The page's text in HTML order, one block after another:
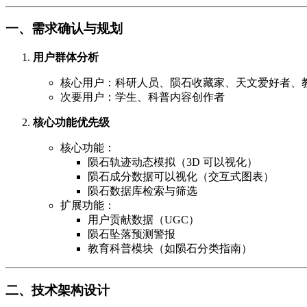
一、需求确认与规划
用户群体分析
核心用户：科研人员、陨石收藏家、天文爱好者、
次要用户：学生、科普内容创作者
核心功能优先级
核心功能：
陨石轨迹动态模拟（3D 可以视化）
陨石成分数据可以视化（交互式图表）
陨石数据库检索与筛选
扩展功能：
用户贡献数据（UGC）
陨石坠落预测警报
教育科普模块（如陨石分类指南）
二、技术架构设计